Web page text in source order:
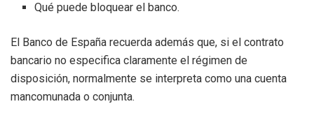
Qué puede bloquear el banco.
El Banco de España recuerda además que, si el contrato
bancario no especifica claramente el régimen de
disposición, normalmente se interpreta como una cuenta
mancomunada o conjunta.